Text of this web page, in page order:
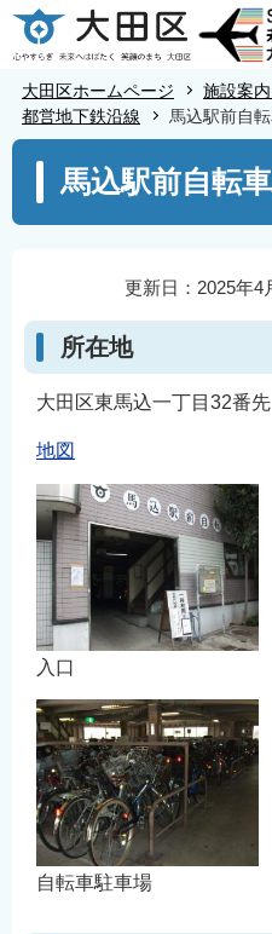
こ
の
ジ
大田区ホームページ 施設案
都営地下鉄沿線
馬込駅前自
こ
ら
馬込駅前自転
更新日：2025年4
所在地
大田区東馬込一丁目32番先
地図
入口
自転車駐車場